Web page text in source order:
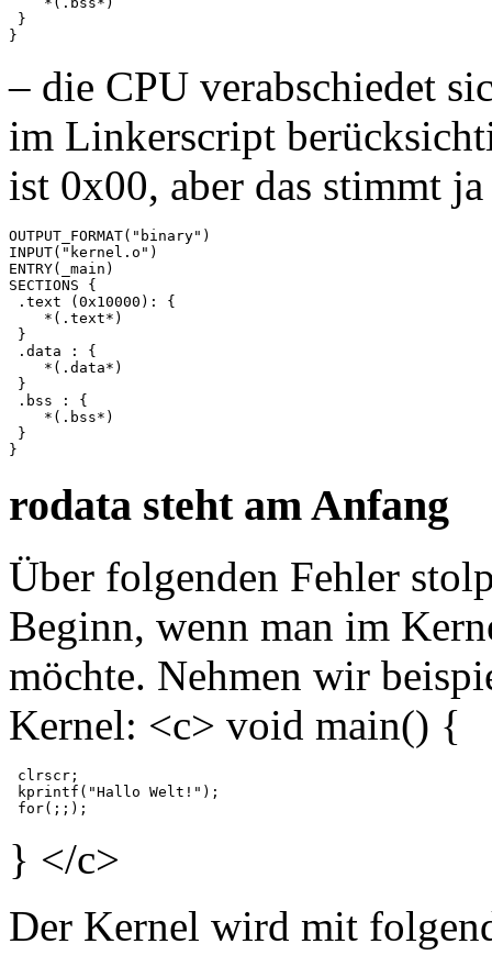
}
– die CPU verabschiedet
im Linkerscript
ist 0x00, aber das stimmt
OUTPUT_FORMAT("binary")
INPUT("kernel.o")
ENTRY(_main)
SECTIONS {
.text (0x10000): {
    *(.text*)
}
.data : {
    *(.data*)
}
.bss : {
    *(.bss*)
}
rodata steht am Anfang
Über folgenden Fehler
Beginn, wenn man im
möchte. Nehmen wir
Kernel: <c> void main() {
clrscr;
kprintf("Hallo Welt!");
} </c>
Der Kernel wird mit